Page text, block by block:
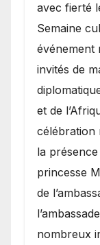
avec fierté
Semaine
événement
invités de
et de
célébration
la
princesse
de
nombreux